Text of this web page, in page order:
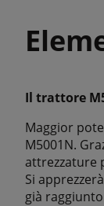
Il trattore
Maggior
M5001N.
attrezzature
Si
già